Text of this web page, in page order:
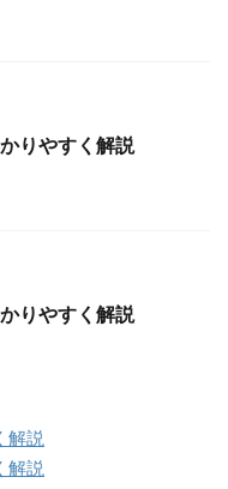
りやすく解説
りやすく解説
解説
解説